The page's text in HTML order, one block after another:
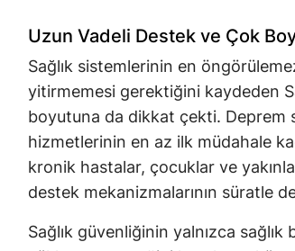
Uzun Vadeli Destek ve Çok
Sağlık sistemlerinin en
yitirmemesi gerektiğini kaydeden
boyutuna da dikkat çekti. Deprem
hizmetlerinin en az ilk müdahale
kronik hastalar, çocuklar ve
destek mekanizmalarının süratle
Sağlık güvenliğinin yalnızca sağlık